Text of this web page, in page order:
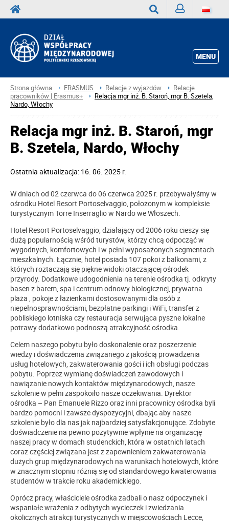
MENU
Strona główna ERASMUS Relacje z wyjazdów
Relacje
pracowników | Erasmus+
Relacja mgr inż. B. Staroń, mgr B. Szetela,
Nardo, Włochy
Relacja mgr inż. B. Staroń, mgr
B. Szetela, Nardo, Włochy
Ostatnia aktualizacja: 16. 06. 2025 r.
W dniach od 02 czerwca do 06 czerwca 2025 r. przebywałyśmy w
ośrodku Hotel Resort Portoselvaggio, położonym w kompleksie
turystycznym Torre Inserraglio w Nardo we Włoszech.
Hotel Resort Portoselvaggio, działający od 2006 roku cieszy się
dużą popularnością wśród turystów, którzy chcą odpocząć w
wygodnych, komfortowych i w pełni wyposażonych segmentach
mieszkalnych. Łącznie, hotel posiada 107 pokoi z balkonami, z
których roztaczają się piękne widoki otaczającej ośrodek
przyrody. Dodatkowe udogodnienia na terenie ośrodka tj. odkryty
basen z barem, spa i centrum odnowy biologicznej, prywatna
plaża , pokoje z łazienkami dostosowanymi dla osób z
niepełnosprawnościami, bezpłatne parkingi i WiFi, transfer z
pobliskiego lotniska czy restauracja serwująca pyszne lokalne
potrawy dodatkowo podnoszą atrakcyjność ośrodka.
Celem naszego pobytu było doskonalenie oraz poszerzenie
wiedzy i doświadczenia związanego z jakością prowadzenia
usług hotelowych, zakwaterowania gości i ich obsługi podczas
pobytu. Poprzez wymianę doświadczeń zawodowych i
nawiązanie nowych kontaktów międzynarodowych, nasze
szkolenie w pełni zaspokoiło nasze oczekiwania. Dyrektor
ośrodka – Pan Emanuele Rizzo oraz inni pracownicy ośrodka byli
bardzo pomocni i zawsze dyspozycyjni, dbając aby nasze
szkolenie było dla nas jak najbardziej satysfakcjonujące. Zdobyte
doświadczenie na pewno pozytywnie wpłynie na organizację
naszej pracy w domach studenckich, która w ostatnich latach
coraz częściej związana jest z zapewnieniem zakwaterowania
dużych grup międzynarodowych na warunkach hotelowych, które
w znacznym stopniu różnią się od standardowego kwaterowania
studentów w trakcie roku akademickiego.
Oprócz pracy, właściciele ośrodka zadbali o nasz odpoczynek i
wspaniałe wrażenia z odbytych wycieczek i zwiedzania
okolicznych atrakcji turystycznych w miejscowościach Lecce,